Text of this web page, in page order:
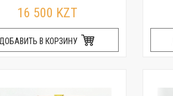
16 500 KZT
В КОРЗИНУ